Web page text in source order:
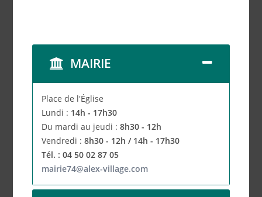
MAIRIE
Place de l'Église
Lundi : 14h - 17h30
Du mardi au jeudi : 8h30 - 12h
Vendredi : 8h30 - 12h / 14h - 17h30
Tél. : 04 50 02 87 05
mairie74@alex-village.com